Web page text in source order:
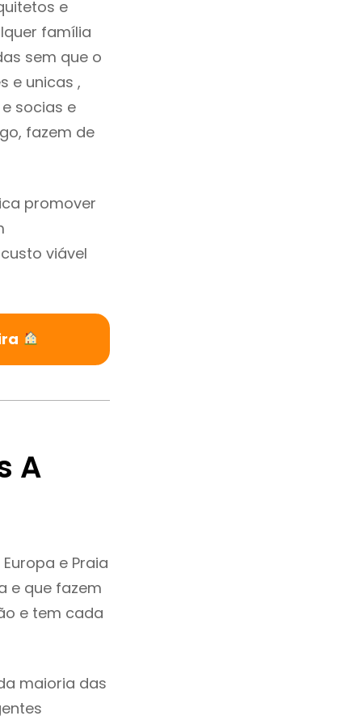
e
família
sem que o
e unicas ,
socias e
fazem de
promover
viável
A
e Praia
e que fazem
e tem cada
maioria das